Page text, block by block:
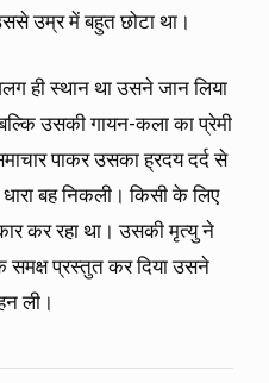
उम्र में बहुत छोटा था।
ही स्थान था उसने जान लिया
उसकी गायन-कला का प्रेमी
पाकर उसका ह्रदय दर्द से
बह निकली। किसी के लिए
कर रहा था। उसकी मृत्यु ने
प्रस्तुत कर दिया उसने
ली।